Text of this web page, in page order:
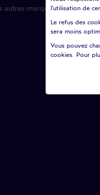
autres marques :l'utilisation de
Le refus des
sera moins
Vous pouvez
cookies. Pour